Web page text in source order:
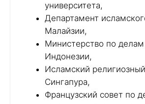
университета,
Департамент
Малайзии,
Министерство по
Индонезии,
Исламский
Сингапура,
Французский совет по